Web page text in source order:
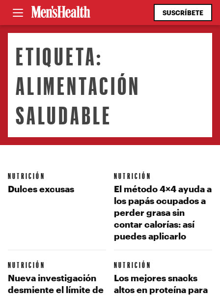
SUSCRÍBETE
ETIQUETA:
ALIMENTACIÓN
SALUDABLE
NUTRICIÓN
Dulces excusas
NUTRICIÓN
El método 4×4 ayuda a
los papás ocupados a
perder grasa sin
contar calorías: así
puedes aplicarlo
NUTRICIÓN
Nueva investigación
desmiente el límite de
NUTRICIÓN
Los mejores snacks
altos en proteína para